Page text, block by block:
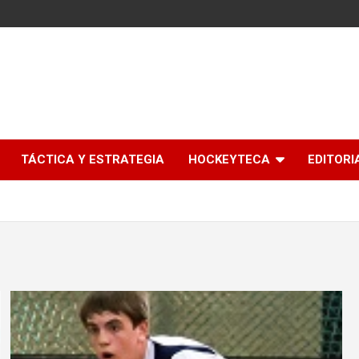
TÁCTICA Y ESTRATEGIA HOCKEYTECA